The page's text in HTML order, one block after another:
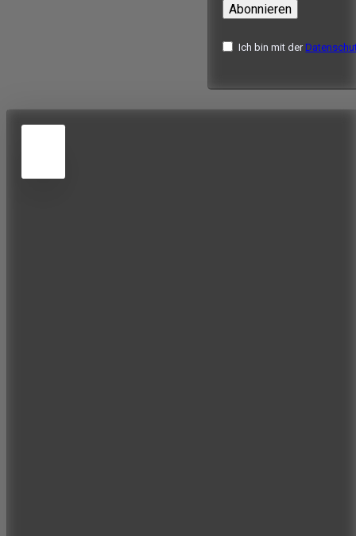
Abonnieren
Ich bin mit der